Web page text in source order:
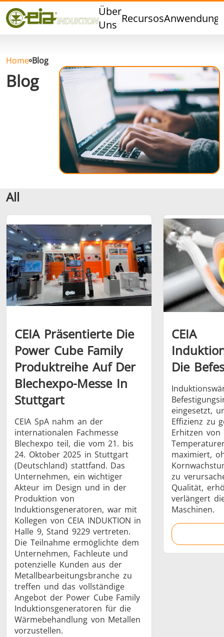
Über
Uns Recursos
Qualität
Veranstaltungen
Hartlöten Weichlöten
Schrumpfverbindung
Generator mit
Controller
Generatoren
Serie SH Heizkopf
Automotive Befestigung
Draht-
Grüne Energie Halbleiter
Home Blog
Blog
All
CEIA Präsentierte Die
Power Cube Family
Produktreihe Auf Der
Blechexpo-Messe In
Stuttgart
CEIA SpA nahm an der
internationalen Fachmesse
Blechexpo teil, die vom 21. bis
24. Oktober 2025 in Stuttgart
(Deutschland) stattfand. Das
Unternehmen, ein wichtiger
Akteur im Design und in der
Produktion von
Induktionsgeneratoren, war mit
Kollegen von CEIA INDUKTION in
Halle 9, Stand 9229 vertreten.
Die Teilnahme ermöglichte dem
Unternehmen, Fachleute und
potenzielle Kunden aus der
Metallbearbeitungsbranche zu
treffen und das vollständige
Angebot der Power Cube Family
Induktionsgeneratoren für die
Wärmebehandlung von Metallen
vorzustellen.
CEIA
Die
eingesetzt,
Effizienz zu
Erhitzen
maximiert,
zu
Qualität,
verlängert
Maschinen.